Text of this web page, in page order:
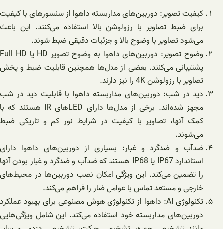
کیفیت تصویر: دوربین‌های مداربسته داهوا از سنسور‌های با کیفیت
برای ضبط تصاویر با رزولوشن بالا استفاده می‌کنند. این باعث
می‌شود تصاویر با وضوح بالا و جزئیات دقیقی ضبط شوند.
وضوح تصویر: دوربین‌های داهوا به وضوح تصویر HD یا Full HD
پشتیبانی می‌کنند. بعضی از مدل‌ها همچنین قابلیت ضبط و پخش
تصاویر با رزولوشن 4K را نیز دارند.
دید در شب: دوربین‌های مداربسته داهوا با قابلیت دید در شب
مجهز شده‌اند. برخی از مدل‌ها دارای LEDهای IR هستند که با
کمک آنها، تصاویر با کیفیت در شرایط نور کم و تاریکی ضبط
می‌شوند.
ضدآب و ضدگرد و غبار: بسیاری از دوربین‌های داهوا دارای
استاندارد IP67 یا IP68 هستند که ضدآب و ضدگرد و غبار بودن آنها
را تضمین می‌کند. این ویژگی امکان نصب دوربین‌ها در محیط‌های
خارجی و مستعد تماس با عوامل ضار را فراهم می‌کند.
تکنولوژی AI: داهوا از تکنولوژی هوش مصنوعی برای بهبود عملکرد
دوربین‌های مداربسته خود استفاده می‌کند. این شامل ویژگی‌هایی